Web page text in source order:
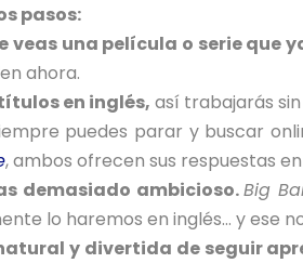
pasos:
veas una película o serie que
ahora.
en inglés, así trabajarás
puedes parar y buscar
, ambos ofrecen sus respuestas
demasiado ambicioso.Big
lo haremos en inglés… y ese
y divertida de seguir